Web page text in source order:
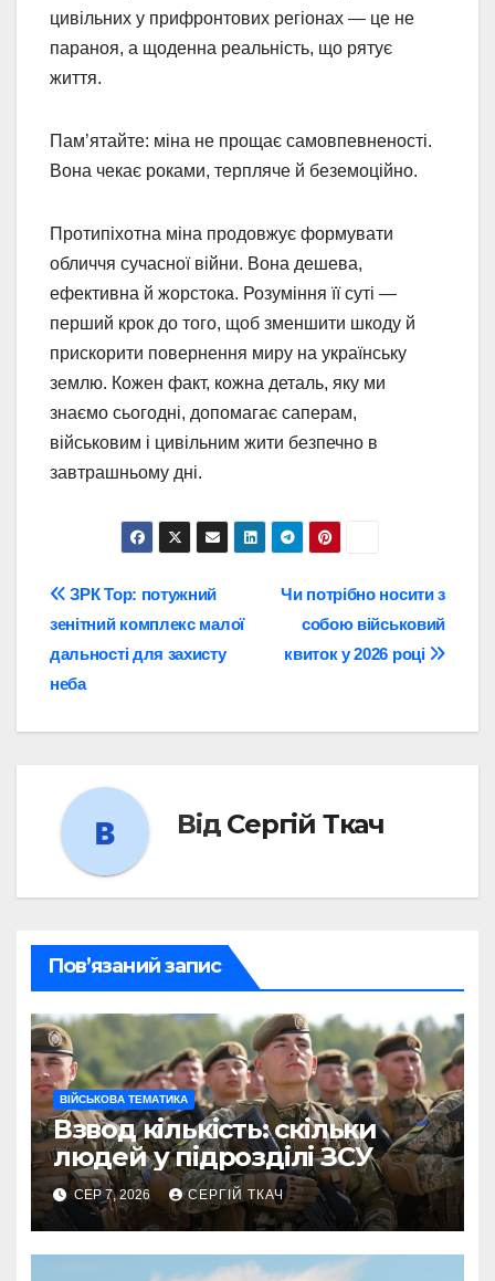
цивільних у прифронтових регіонах — це не
параноя, а щоденна реальність, що рятує
життя.
Пам’ятайте: міна не прощає самовпевненості.
Вона чекає роками, терпляче й беземоційно.
Протипіхотна міна продовжує формувати
обличчя сучасної війни. Вона дешева,
ефективна й жорстока. Розуміння її суті —
перший крок до того, щоб зменшити шкоду й
прискорити повернення миру на українську
землю. Кожен факт, кожна деталь, яку ми
знаємо сьогодні, допомагає саперам,
військовим і цивільним жити безпечно в
завтрашньому дні.
Навігація
записів
Чи потрібно носити з
собою військовий
квиток у 2026 році
ЗРК Тор: потужний
зенітний комплекс малої
дальності для захисту
неба
Від Сергій Ткач
Пов’язаний запис
ВІЙСЬКОВА ТЕМАТИКА
Взвод кількість: скільки
людей у підрозділі ЗСУ
СЕР 7, 2026 СЕРГІЙ ТКАЧ